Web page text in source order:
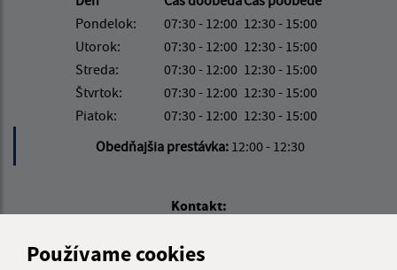
Používame cookies
Pondelok:
07:30 - 12:00 12:30 - 15:00
Utorok:
07:30 - 12:00 12:30 - 15:00
Streda:
07:30 - 12:00 12:30 - 15:00
Štvrtok:
07:30 - 12:00 12:30 - 15:00
Piatok:
07:30 - 12:00 12:30 - 15:00
Obedňajšia prestávka: 12:00 - 12:30
Kontakt:
Terany 116